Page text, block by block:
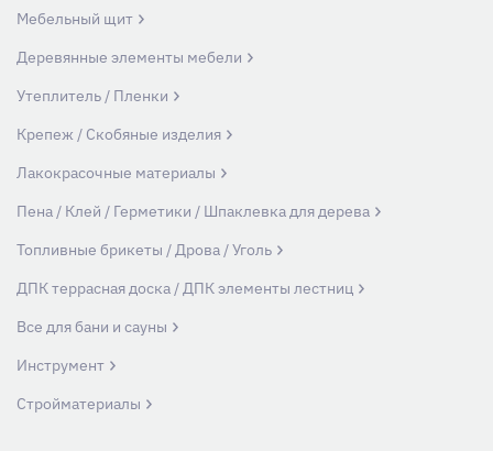
Мебельный щит
Деревянные элементы мебели
Утеплитель / Пленки
Крепеж / Скобяные изделия
Лакокрасочные материалы
Пена / Клей / Герметики / Шпаклевка для дерева
Топливные брикеты / Дрова / Уголь
ДПК террасная доска / ДПК элементы лестниц
Все для бани и сауны
Инструмент
Стройматериалы